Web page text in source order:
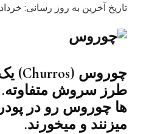
تاریخ آخرین به روز رسانی: خرداد 9ام, 1396
چوروس (Churros) یک شیرینی اسپانیاییه که شبیه
طرز سروش متفاوته.
ها چوروس رو در
میزنند و میخورند.